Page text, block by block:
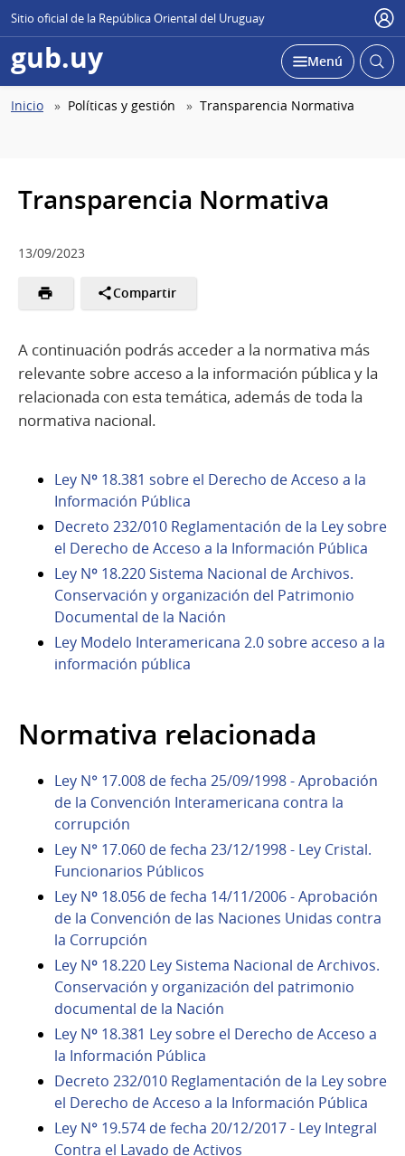
Sitio oficial de la República Oriental del Uruguay
gub.uy Abierta
Desplegar
Menú Abrir
Ruta
Inicio Políticas y gestión Transparencia Normativa
Transparencia Normativa
13/09/2023
Compartir
A continuación podrás acceder a la normativa más
relevante sobre acceso a la información pública y la
relacionada con esta temática, además de toda la
normativa nacional.
Ley Nº 18.381 sobre el Derecho de Acceso a la
Información Pública
Decreto 232/010 Reglamentación de la Ley sobre
el Derecho de Acceso a la Información Pública
Ley Nº 18.220 Sistema Nacional de Archivos.
Conservación y organización del Patrimonio
Documental de la Nación
Ley Modelo Interamericana 2.0 sobre acceso a la
información pública
Normativa relacionada
Ley N° 17.008 de fecha 25/09/1998 - Aprobación
de la Convención Interamericana contra la
corrupción
Ley N° 17.060 de fecha 23/12/1998 - Ley Cristal.
Funcionarios Públicos
Ley Nº 18.056 de fecha 14/11/2006 - Aprobación
de la Convención de las Naciones Unidas contra
la Corrupción
Ley Nº 18.220 Ley Sistema Nacional de Archivos.
Conservación y organización del patrimonio
documental de la Nación
Ley Nº 18.381 Ley sobre el Derecho de Acceso a
la Información Pública
Decreto 232/010 Reglamentación de la Ley sobre
el Derecho de Acceso a la Información Pública
Ley N° 19.574 de fecha 20/12/2017 - Ley Integral
Contra el Lavado de Activos